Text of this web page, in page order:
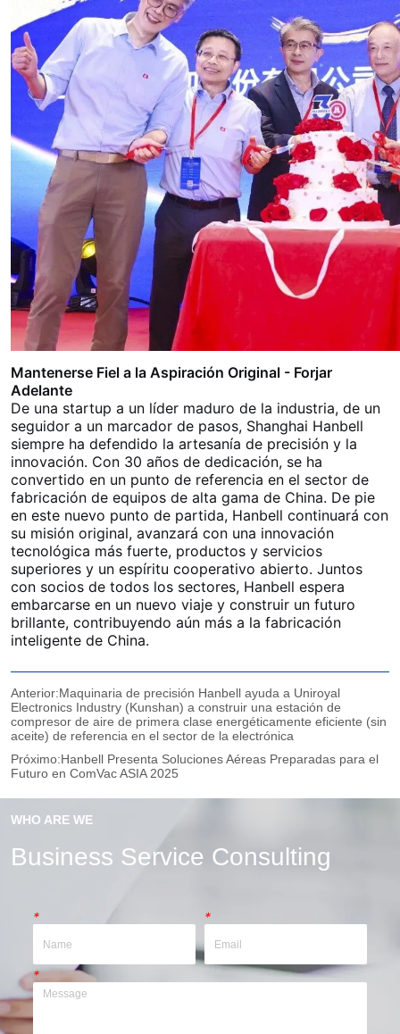
Anterior:Maquinaria de precisión Hanbell ayuda a Uniroyal
Electronics Industry (Kunshan) a construir una estación de
compresor de aire de primera clase energéticamente eficiente (sin
aceite) de referencia en el sector de la electrónica
Próximo:Hanbell Presenta Soluciones Aéreas Preparadas para el
Futuro en ComVac ASIA 2025
WHO ARE WE
Business Service Consulting
* *
*